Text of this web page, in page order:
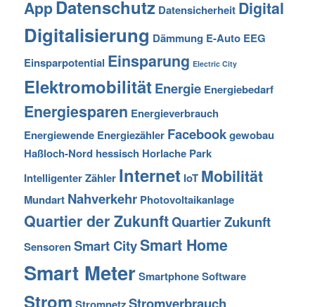
AppDatenschutz Datensicherheit Digital
Digitalisierung Dämmung E-Auto EEG
Einsparpotential Einsparung Electric City
ElektromobilitätEnergie Energiebedarf
Energiesparen Energieverbrauch
Energiewende Energiezähler Facebookgewobau
Haßloch-Nord hessisch Horlache Park
Intelligenter Zähler Internet IoT Mobilität
Mundart Nahverkehr Photovoltaikanlage
Quartier der ZukunftQuartier Zukunft
SensorenSmart CitySmart Home
Smart MeterSmartphoneSoftware
Strom Stromverbrauch